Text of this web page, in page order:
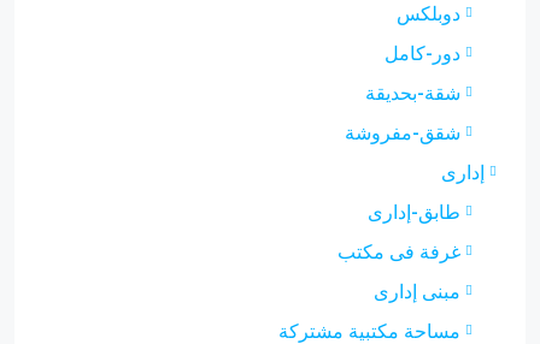
دوبلكس
دور-كامل
شقة-بحديقة
شقق-مفروشة
إدارى
طابق-إدارى
غرفة فى مكتب
مبنى إدارى
مساحة مكتبية مشتركة